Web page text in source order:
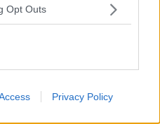
Opt Outs
Privacy Policy
il full electric sui traghetti
ironing
agli esperti che decidono le
per l’Aria
e contro la terra